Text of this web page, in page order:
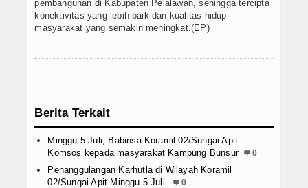
pembangunan di Kabupaten Pelalawan, sehingga tercipta
konektivitas yang lebih baik dan kualitas hidup
masyarakat yang semakin meningkat.(EP)
Berita Terkait
Minggu 5 Juli, Babinsa Koramil 02/Sungai Apit
Komsos kepada masyarakat Kampung Bunsur
0
Penanggulangan Karhutla di Wilayah Koramil
02/Sungai Apit Minggu 5 Juli
0